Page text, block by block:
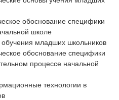
обоснование специфики
школе
младших школьников
обоснование специфики
процессе начальной
технологии в